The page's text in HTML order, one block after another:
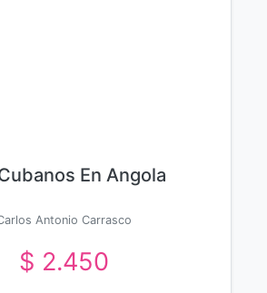
En Angola
Antonio Carrasco
$ 2.450